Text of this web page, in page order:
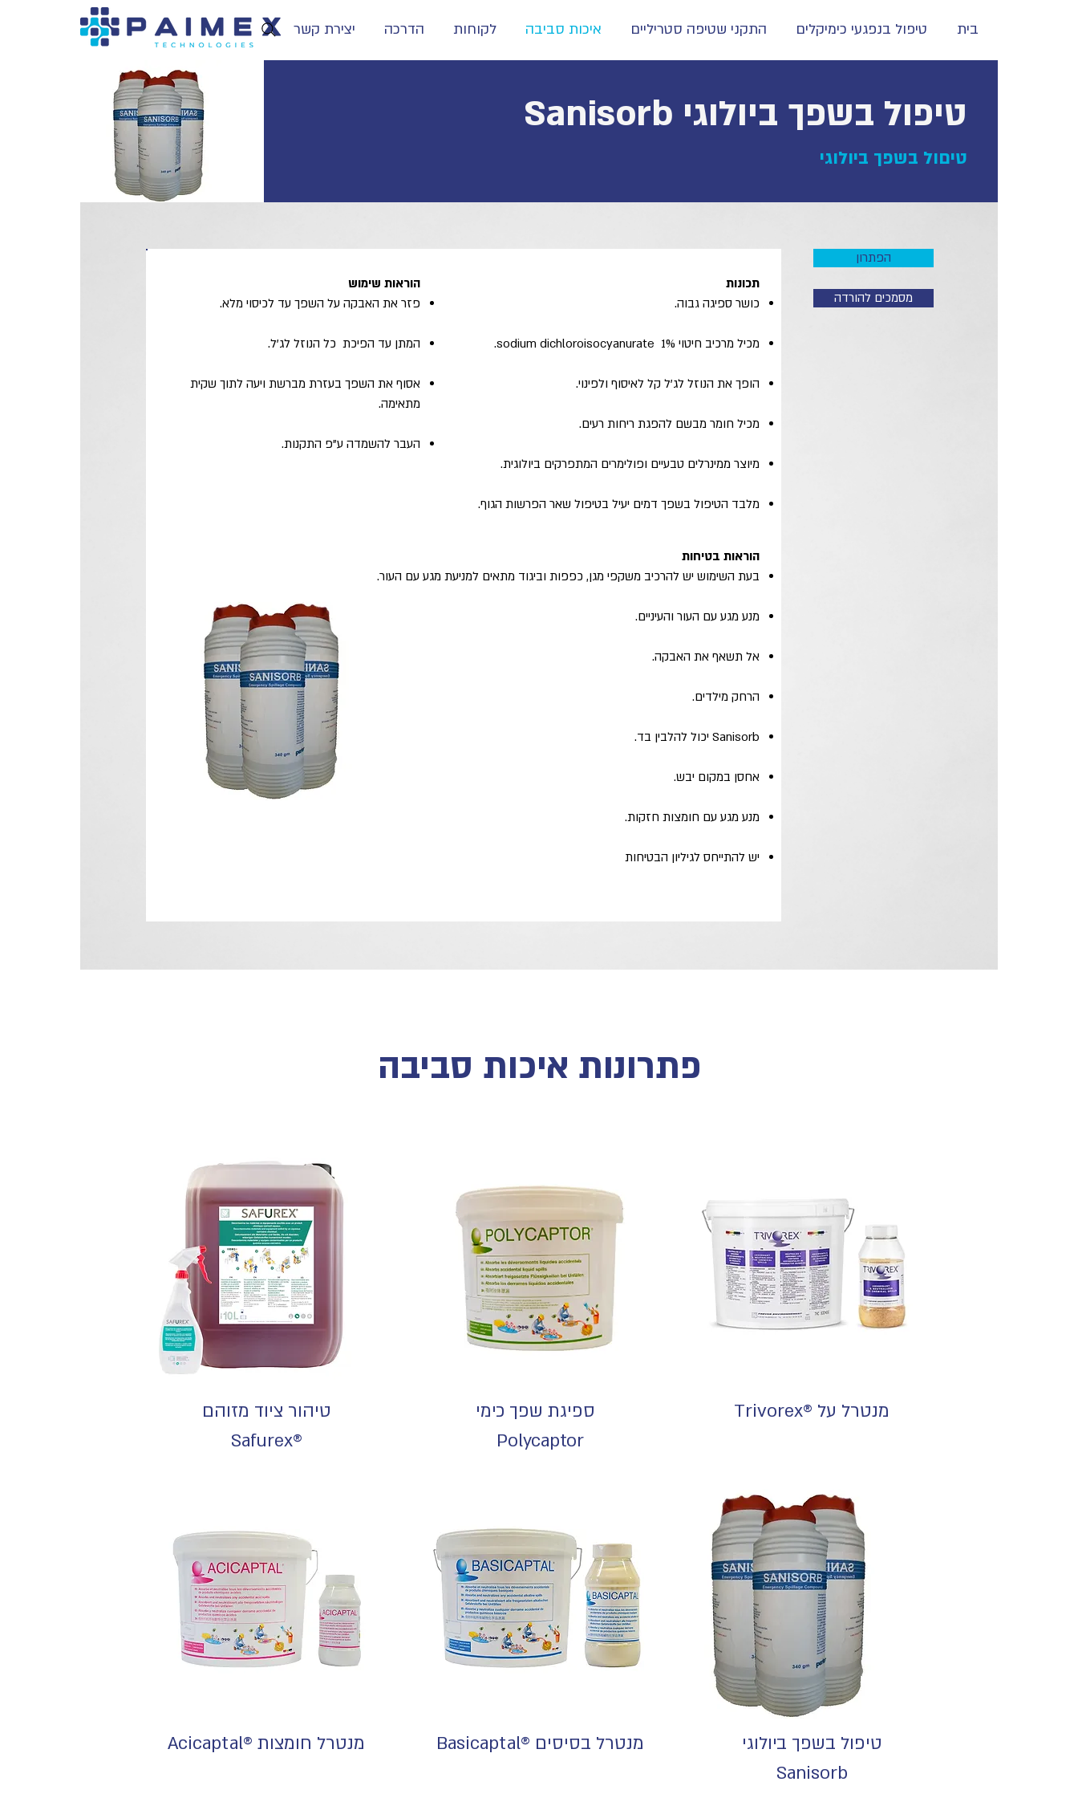
בית טיפול בנפגעי כימיקלים התקני שטיפה סטריליים איכות סביבה לקוחות הדרכה יצירת קשר
טיפול בשפך ביולוגי Sanisorb
טיםול בשפך ביולוגי
הוראות שימוש
פזר את האבקה על השפך עד לכיסוי מלא.
המתן עד הפיכת כל הנוזל לג'ל.
אסוף את השפך בעזרת מברשת ויעה לתוך שקית
מתאימה.
העבר להשמדה ע"פ התקנות.
תכונות
כושר ספיגה גבוה.
מכיל מרכיב חיטוי 1% sodium dichloroisocyanurate.
הופך את הנוזל לג'ל קל לאיסוף ולפינוי.
מכיל חומר מבשם להפגת ריחות רעים.
מיוצר ממינרלים טבעיים ופולימרים המתפרקים ביולוגית.
מלבד הטיפול בשפך דמים יעיל בטיפול שאר הפרשות הגוף.
הוראות בטיחות
בעת השימוש יש להרכיב משקפי מגן, כפפות וביגוד מתאים למניעת מגע עם העור.
מנע מגע עם העור והעיניים.
אל תשאף את האבקה.
הרחק מילדים.
Sanisorb יכול להלבין בד.
אחסן במקום יבש.
מנע מגע עם חומצות חזקות.
יש להתייחס לגיליון הבטיחות
הפתרון
הפתרון
מסמכים להורדה
פתרונות איכות סביבה
טיהור ציוד מזוהם
®Safurex
מנטרל חומצות ®Acicaptal
ספיגת שפך כימי
Polycaptor
מנטרל על ®Trivorex
מנטרל בסיסים ®Basicaptal
טיפול בשפך ביולוגי
Sanisorb